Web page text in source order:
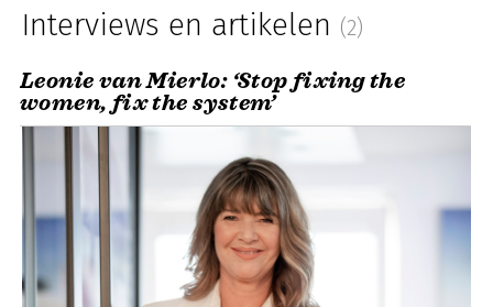
Interviews en artikelen (2)
Leonie van Mierlo: ‘Stop fixing the
women, fix the system’